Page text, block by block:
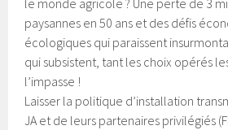
paysannes en 50 ans et des défis
écologiques qui paraissent
qui subsistent, tant les choix opérés
l’impasse !
Laisser la politique d’installation
JA et de leurs partenaires privilégiés